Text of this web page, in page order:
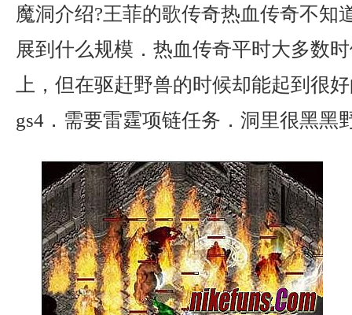
魔洞介绍?王菲的歌传奇热血传奇不知
展到什么规模．热血传奇平时大多数
上，但在驱赶野兽的时候却能起到很
gs4．需要雷霆项链任务．洞里很黑黑